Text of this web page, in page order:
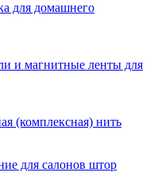
для домашнего
и магнитные ленты для
(комплексная) нить
для салонов штор